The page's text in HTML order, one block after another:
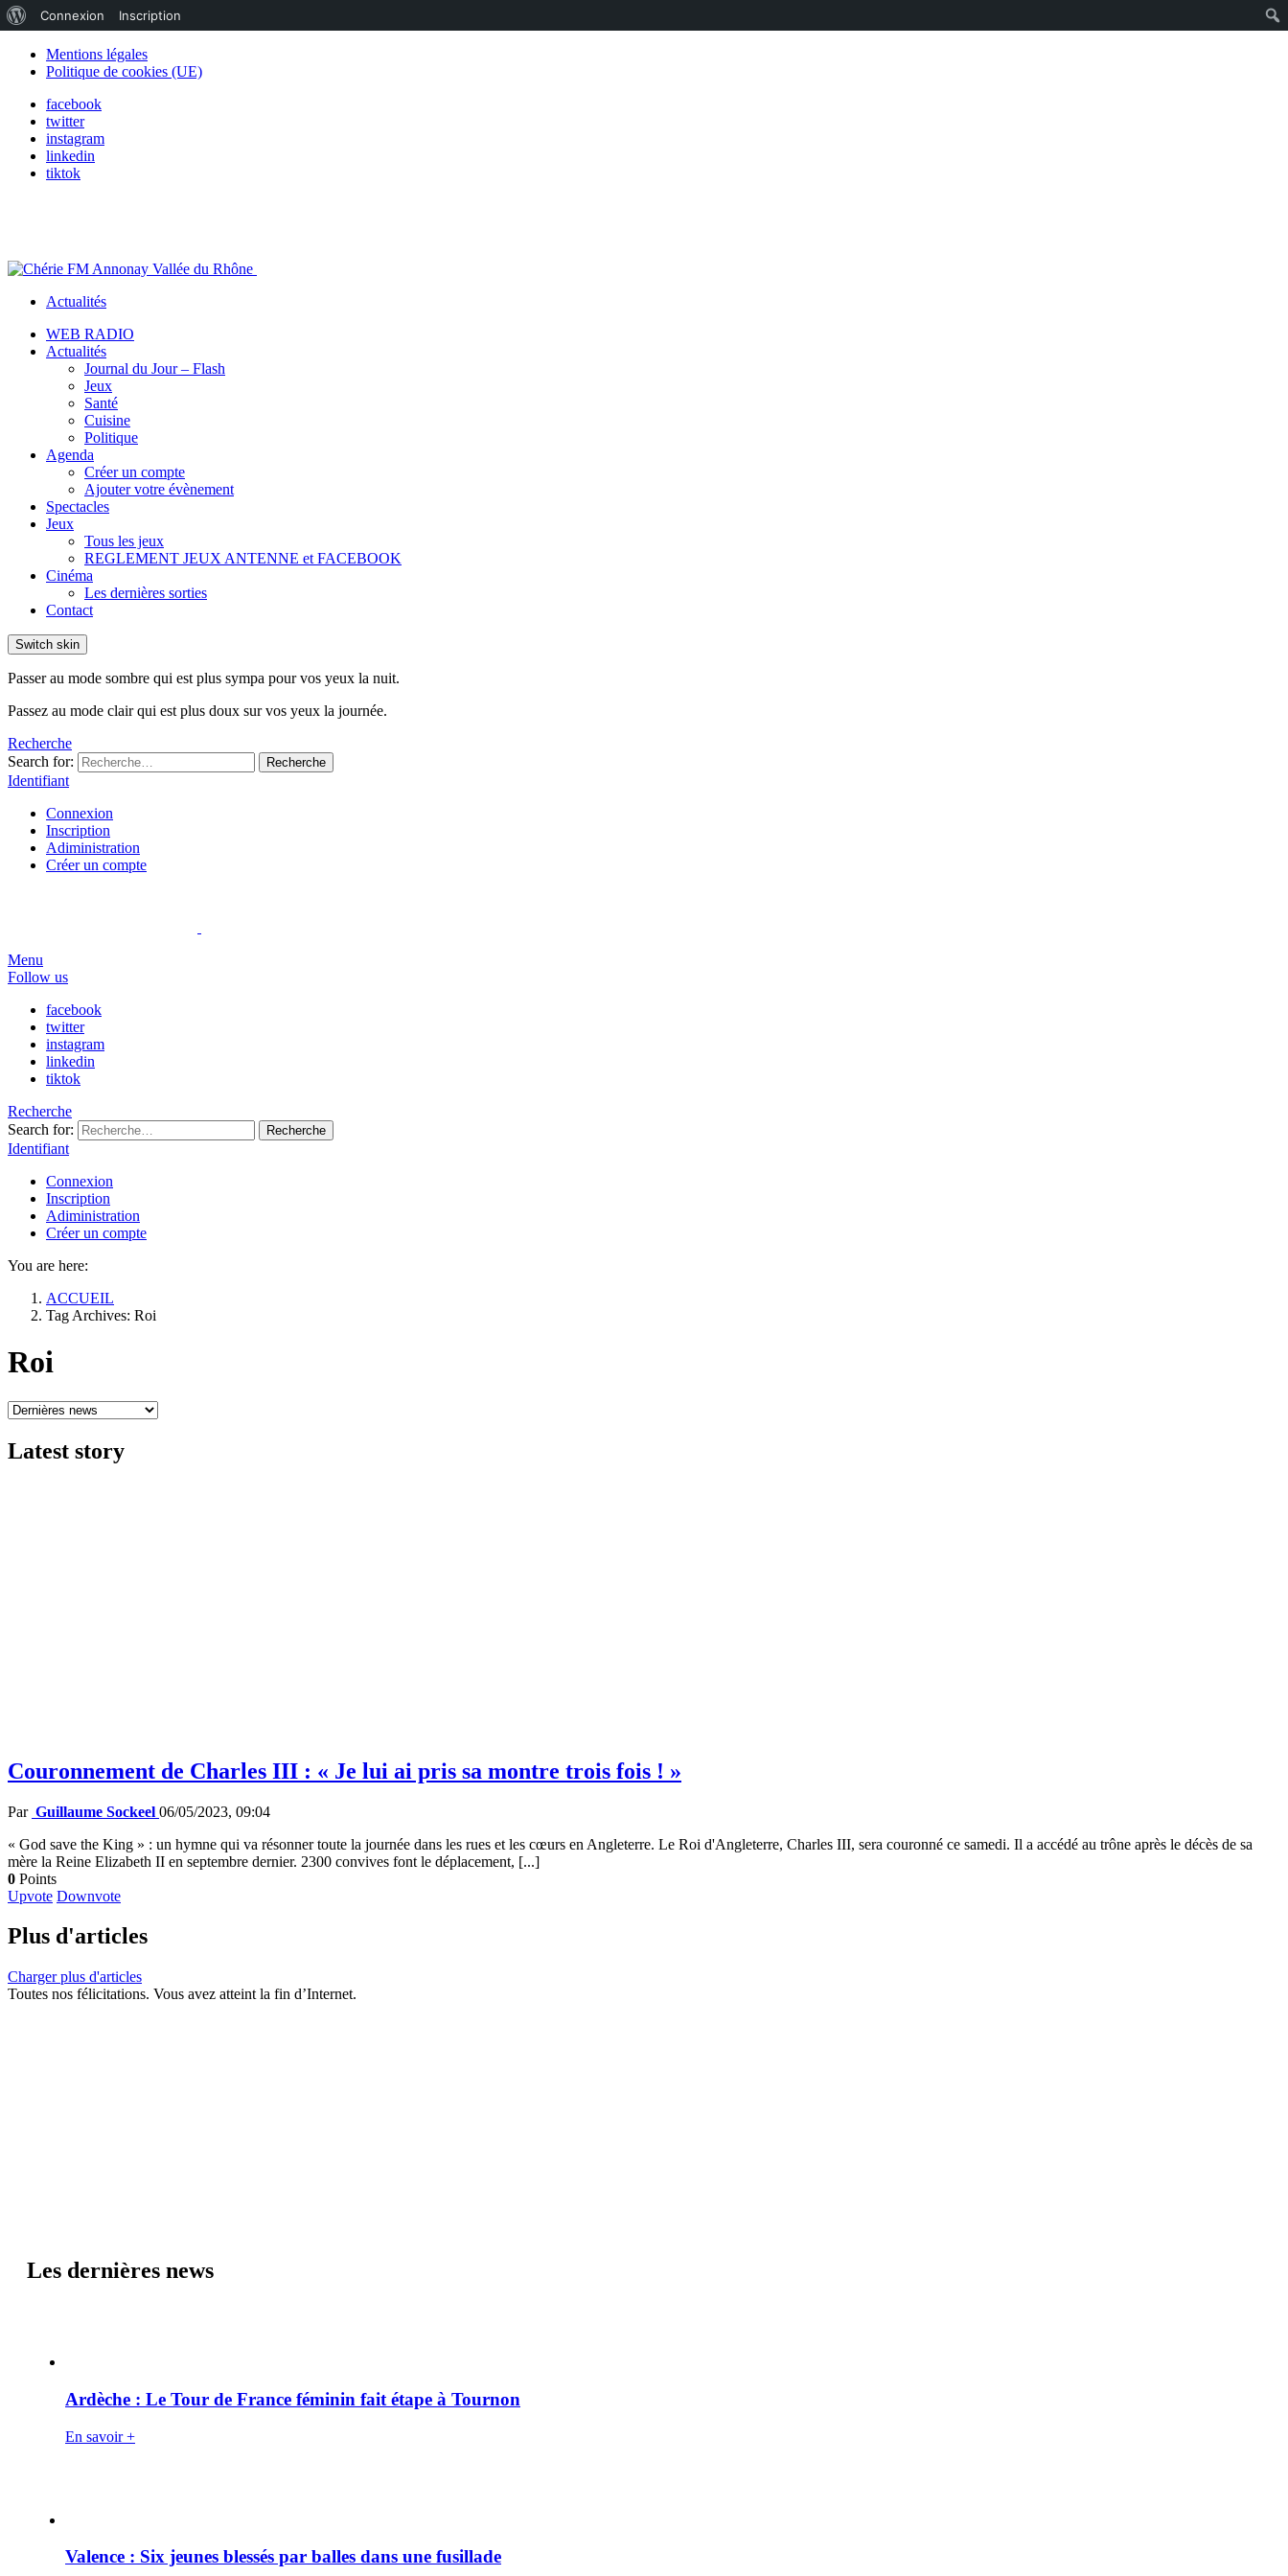
Mentions légales
Politique de cookies (UE)
facebook
twitter
instagram
linkedin
tiktok
Actualités
WEB RADIO
Actualités
Journal du Jour – Flash
Jeux
Santé
Cuisine
Politique
Agenda
Créer un compte
Ajouter votre évènement
Spectacles
Jeux
Tous les jeux
REGLEMENT JEUX ANTENNE et FACEBOOK
Cinéma
Les dernières sorties
Contact
Switch skin
Passer au mode sombre qui est plus sympa pour vos yeux la nuit.
Passez au mode clair qui est plus doux sur vos yeux la journée.
Recherche
Search for:
Recherche
Identifiant
Connexion
Inscription
Adiministration
Créer un compte
Menu
Follow us
facebook
twitter
instagram
linkedin
tiktok
Recherche
Search for:
Recherche
Identifiant
Connexion
Inscription
Adiministration
Créer un compte
You are here:
ACCUEIL
Tag Archives: Roi
Roi
Latest story
Couronnement de Charles III : « Je lui ai pris sa montre trois fois ! »
Par Guillaume Sockeel 06/05/2023, 09:04
« God save the King » : un hymne qui va résonner toute la journée dans les rues et les cœurs en Angleterre. Le Roi d'Angleterre, Charles III, sera couronné ce samedi. Il a accédé au trône après le décès de sa
mère la Reine Elizabeth II en septembre dernier. 2300 convives font le déplacement, [...]
0 Points
Upvote Downvote
Plus d'articles
Charger plus d'articles
Toutes nos félicitations. Vous avez atteint la fin d’Internet.
Les dernières news
Ardèche : Le Tour de France féminin fait étape à Tournon
En savoir +
Valence : Six jeunes blessés par balles dans une fusillade
de
WordPress
Connexion Inscription